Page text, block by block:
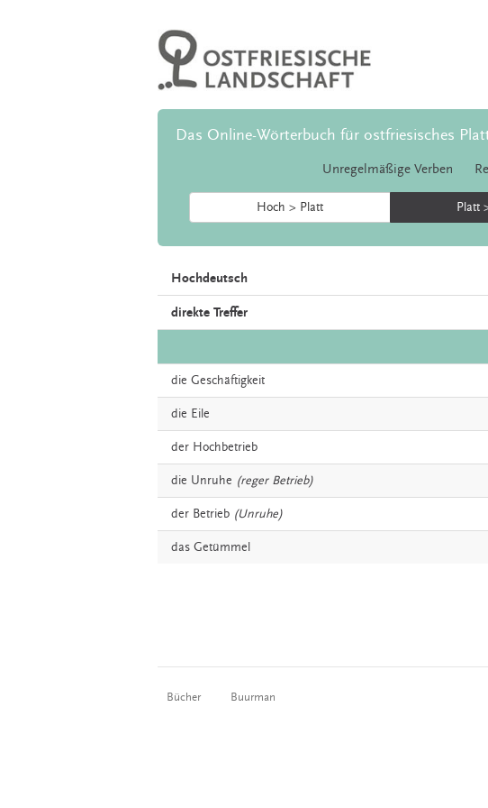
Das Online-Wörterbuch für ostfriesisches
Unregelmäßige Verben
Hoch > Platt Platt
Hochdeutsch
direkte Treffer
die Geschäftigkeit
die Eile
der Hochbetrieb
die Unruhe (reger Betrieb)
der Betrieb (Unruhe)
das Getümmel
Bücher Buurman